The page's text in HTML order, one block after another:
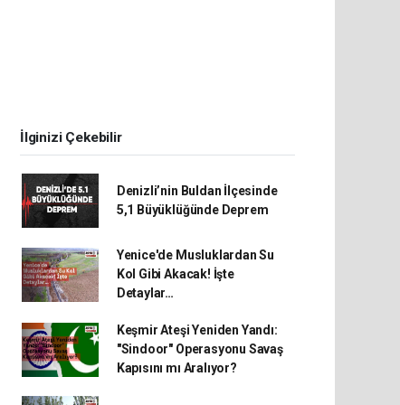
İlginizi Çekebilir
Denizli’nin Buldan İlçesinde
5,1 Büyüklüğünde Deprem
Yenice'de Musluklardan Su
Kol Gibi Akacak! İşte
Detaylar…
Keşmir Ateşi Yeniden Yandı:
"Sindoor" Operasyonu Savaş
Kapısını mı Aralıyor?